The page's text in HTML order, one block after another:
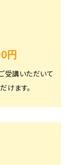
円
受講いただいて
けます。